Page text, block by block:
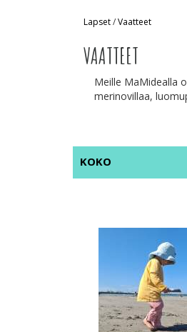
Lapset/Vaatteet
VAATTEET
Meille MaMidealla
merinovillaa,
KOKO